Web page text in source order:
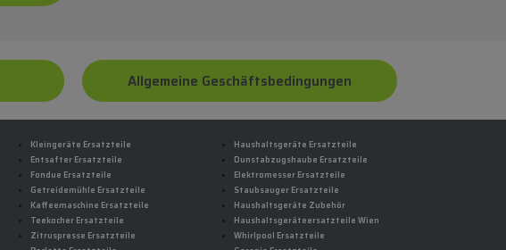
Allgemeine Geschäftsbedingungen
Kleingeräte Ersatzteile
Entsafter Ersatzteile
Fondue Ersatzteile
Getreidemühle Ersatzteile
Kaffeemaschine Ersatzteile
Teekocher Ersatzteile
Zitruspresse Ersatzteile
Haushaltsgeräte Ersatzteile
Dunstabzugshaube Ersatzteile
Elektromesser Ersatzteile
Staubsauger Ersatzteile
Haushaltsgeräte Zubehör
Haushaltsgeräteersatzteile Wien
Whirlpool Ersatzteile